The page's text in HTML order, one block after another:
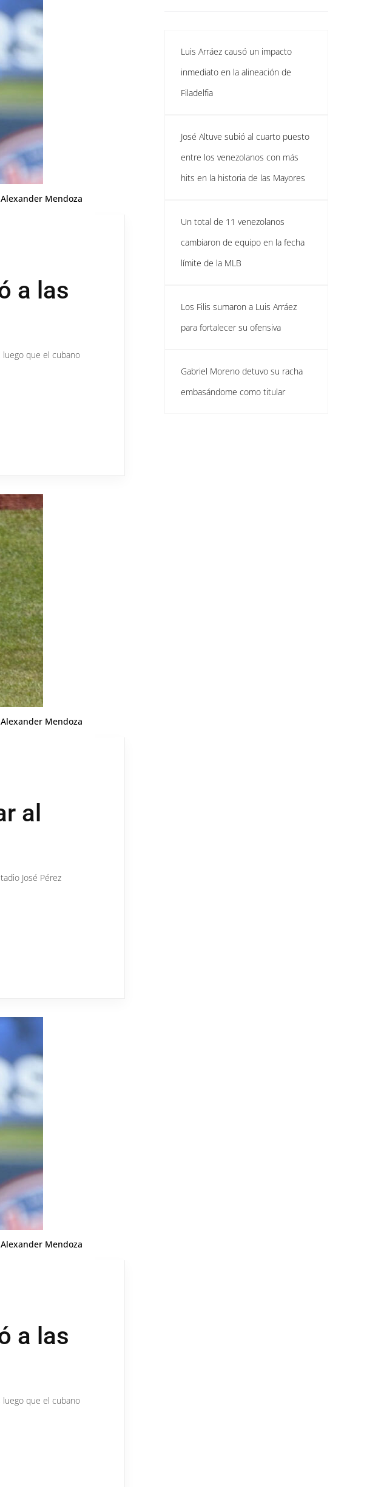
Alexander Mendoza
a las
que el cubano
Alexander Mendoza
al
José Pérez
Alexander Mendoza
a las
que el cubano
Luis Arráez causó un impacto
inmediato en la alineación de
Filadelfia
José Altuve subió al cuarto puesto
entre los venezolanos con más
hits en la historia de las Mayores
Un total de 11 venezolanos
cambiaron de equipo en la fecha
límite de la MLB
Los Filis sumaron a Luis Arráez
para fortalecer su ofensiva
Gabriel Moreno detuvo su racha
embasándome como titular